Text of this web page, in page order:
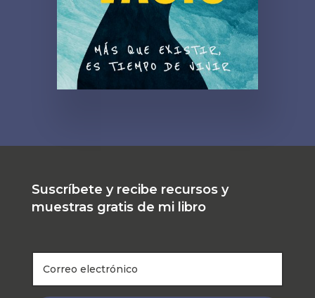
Suscríbete y recibe recursos y
muestras gratis de mi libro